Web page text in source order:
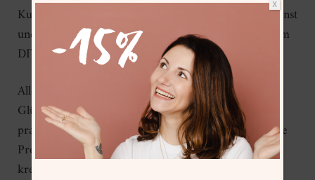
Kunstwerke mit Acrylfarben auf Papier gestalten kannst
und wie du diese später wiederverwenden kannst, um
DIY Glückwunschkarten zu basteln.
Alle Materialien, die du für die Gestaltung von
Glückwunschkarten benötigst, findest du in diesem
praktischen Bundle. Lege einfach mit einem Klick alle
Produkte in den Warenkorb und freue dich auf dein
kreatives Materialpaket!
X